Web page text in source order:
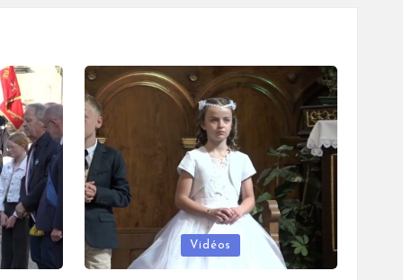
Posted
in
Vidéos